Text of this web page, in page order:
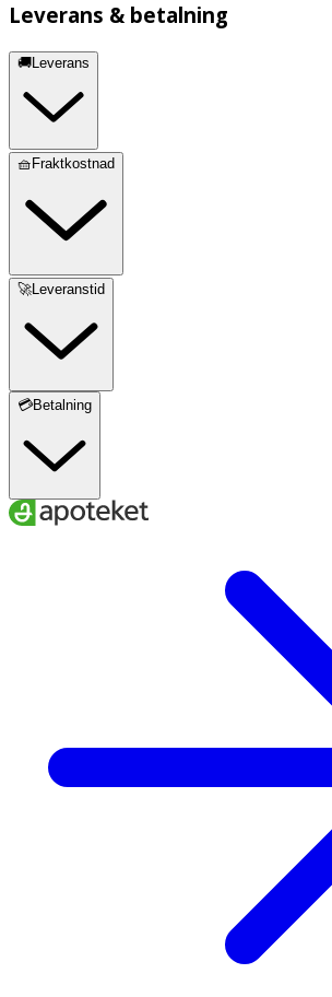
Leverans & betalning
🚚Leverans
🧺Fraktkostnad
🚀Leveranstid
💳Betalning